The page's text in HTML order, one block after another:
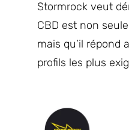
Stormrock veut
CBD est non
mais qu’il répond
profils les plus